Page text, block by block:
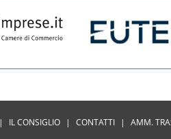
| IL CONSIGLIO | CONTATTI | AMM.